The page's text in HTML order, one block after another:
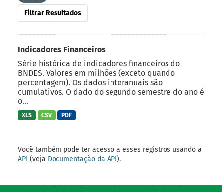
Filtrar Resultados
Indicadores Financeiros
Série histórica de indicadores financeiros do
BNDES. Valores em milhões (exceto quando
percentagem). Os dados interanuais são
cumulativos. O dado do segundo semestre do ano é
o...
XLS CSV PDF
Você também pode ter acesso a esses registros usando a
API (veja Documentação da API).